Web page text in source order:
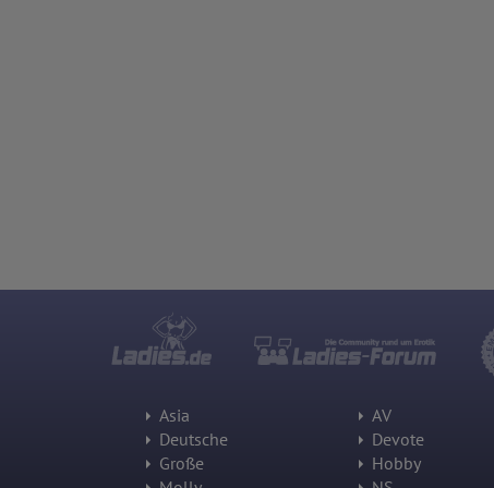
Asia AV
Deutsche
Devote
Große
Hobby